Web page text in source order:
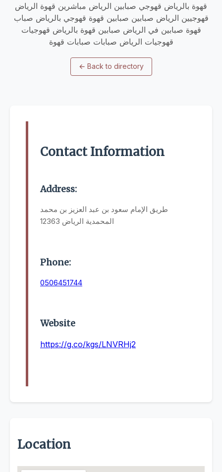
قهوة بالرياض قهوجي صبابين الرياض مباشرين قهوة الرياض
قهوجيين الرياض صبابين صبابين قهوة قهوجي بالرياض صباب
قهوة صبابين في الرياض صبابين قهوة بالرياض قهوجيات
قهوجيات الرياض صبابات صبابات قهوة
← Back to directory
Contact Information
Address:
طريق الإمام سعود بن عبد العزيز بن محمد
المحمدية الرياض 12363
Phone:
0506451744
Website
https://g.co/kgs/LNVRHj2
Location